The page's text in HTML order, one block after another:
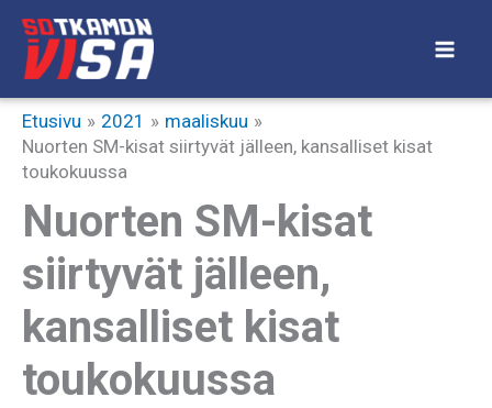
Siirry
sisältöön
Etusivu 2021
maaliskuu
Nuorten SM-kisat siirtyvät jälleen, kansalliset kisat
toukokuussa
Nuorten SM-kisat
siirtyvät jälleen,
kansalliset kisat
toukokuussa